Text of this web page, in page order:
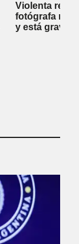
Violenta
fotógrafa
y está